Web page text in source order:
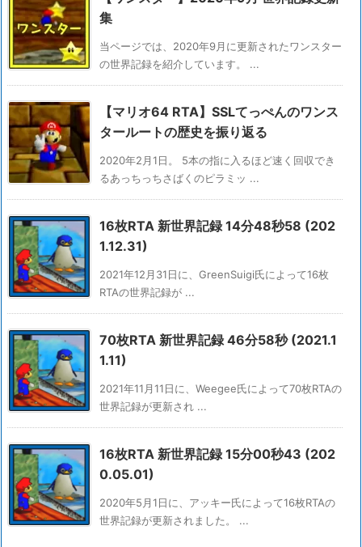
集
当ページでは、2020年9月に更新されたワンスター
の世界記録を紹介しています。 ...
【マリオ64 RTA】SSLてっぺんのワンス
タールートの歴史を振り返る
2020年2月1日。 5本の指に入るほど速く回収でき
るあっちっちさばくのピラミッ ...
16枚RTA 新世界記録 14分48秒58 (202
1.12.31)
2021年12月31日に、GreenSuigi氏によって16枚
RTAの世界記録が ...
70枚RTA 新世界記録 46分58秒 (2021.1
1.11)
2021年11月11日に、Weegee氏によって70枚RTAの
世界記録が更新され ...
16枚RTA 新世界記録 15分00秒43 (202
0.05.01)
2020年5月1日に、アッキー氏によって16枚RTAの
世界記録が更新されました。 ...